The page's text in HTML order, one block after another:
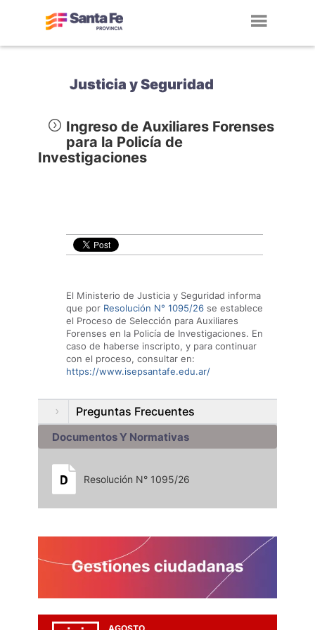
Justicia y Seguridad
Ingreso de Auxiliares Forenses
para la Policía de
Investigaciones
El Ministerio de Justicia y Seguridad informa
que por Resolución N° 1095/26 se establece
el Proceso de Selección para Auxiliares
Forenses en la Policía de Investigaciones. En
caso de haberse inscripto, y para continuar
con el proceso, consultar en:
https://www.isepsantafe.edu.ar/
Preguntas Frecuentes
Documentos Y Normativas
Resolución N° 1095/26